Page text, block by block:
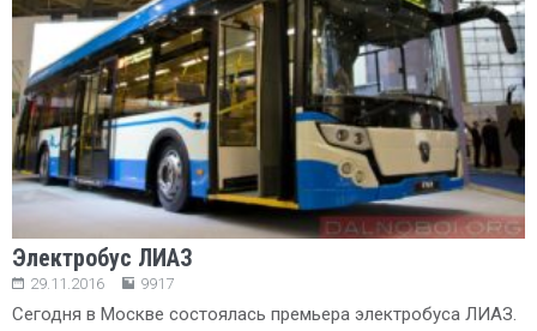
Электробус ЛИАЗ
29.11.2016 9917
Сегодня в Москве состоялась премьера электробуса ЛИАЗ.